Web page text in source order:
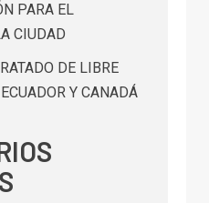
PARA EL
CIUDAD
DE LIBRE
Y CANADÁ